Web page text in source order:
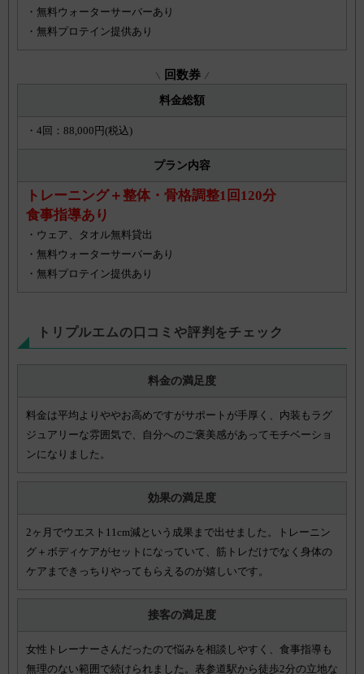
・無料ウォーターサーバーあり
・無料プロテイン提供あり
回数券
料金総額
・4回：88,000円(税込)
プラン内容
トレーニング＋整体・骨格調整1回120分
食事指導あり
・ウェア、タオル無料貸出
・無料ウォーターサーバーあり
・無料プロテイン提供あり
トリプルエムの口コミや評判をチェック
料金の満足度
料金は平均よりややお高めですがサポートが手厚く、内装もラグ
ジュアリーな雰囲気で、自分へのご褒美感があってモチベーショ
ンになりました。
効果の満足度
2ヶ月でウエスト11cm減という成果まで出せました。トレーニン
グ＋ボディケアがセットになっていて、筋トレだけでなく身体の
ケアまできっちりやってもらえるのが嬉しいです。
接客の満足度
女性トレーナーさんだったので悩みを相談しやすく、食事指導も
無理のない範囲で続けられました。表参道駅から徒歩2分の立地な